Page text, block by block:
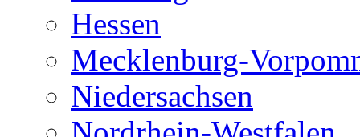
Hessen
Mecklenburg-
Niedersachsen